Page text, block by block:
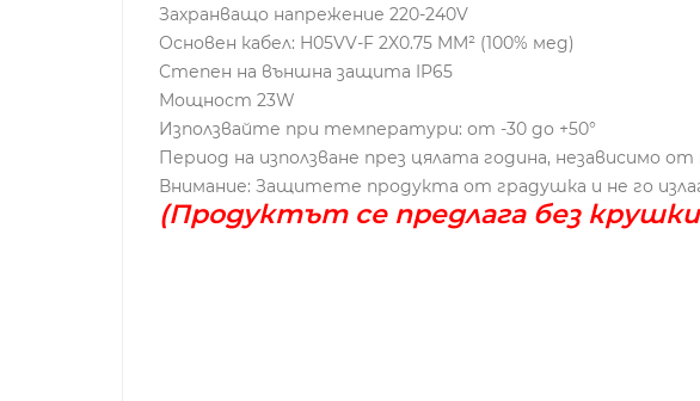
Захранващо напрежение 220-240V
Основен кабел: H05VV-F 2X0.75 MM² (100% мед)
Степен на външна защита IP65
Мощност 23W
Използвайте при температури: от -30 до +50°
Период на използване през цялата година, независимо
Внимание: Защитете продукта от градушка и не го
(Продуктът се предлага без